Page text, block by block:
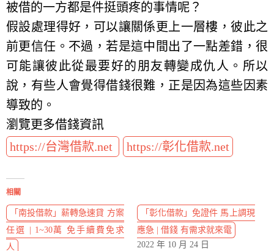
被借的一方都是件挺頭疼的事情呢？
假設處理得好，可以讓關係更上一層樓，彼此之
前更信任。不過，若是這中間出了一點差錯，很
可能讓彼此從最要好的朋友轉變成仇人。所以
說，有些人會覺得借錢很難，正是因為這些因素
導致的。
瀏覽更多借錢資訊
https://台灣借款.net
https://彰化借款.net
相關
「南投借款」薪轉急速貸 方案
任選 | 1~30萬 免手續費免求
人
「彰化借款」免證件 馬上調現
應急 | 借錢 有需求就來電
2022 年 10 月 24 日